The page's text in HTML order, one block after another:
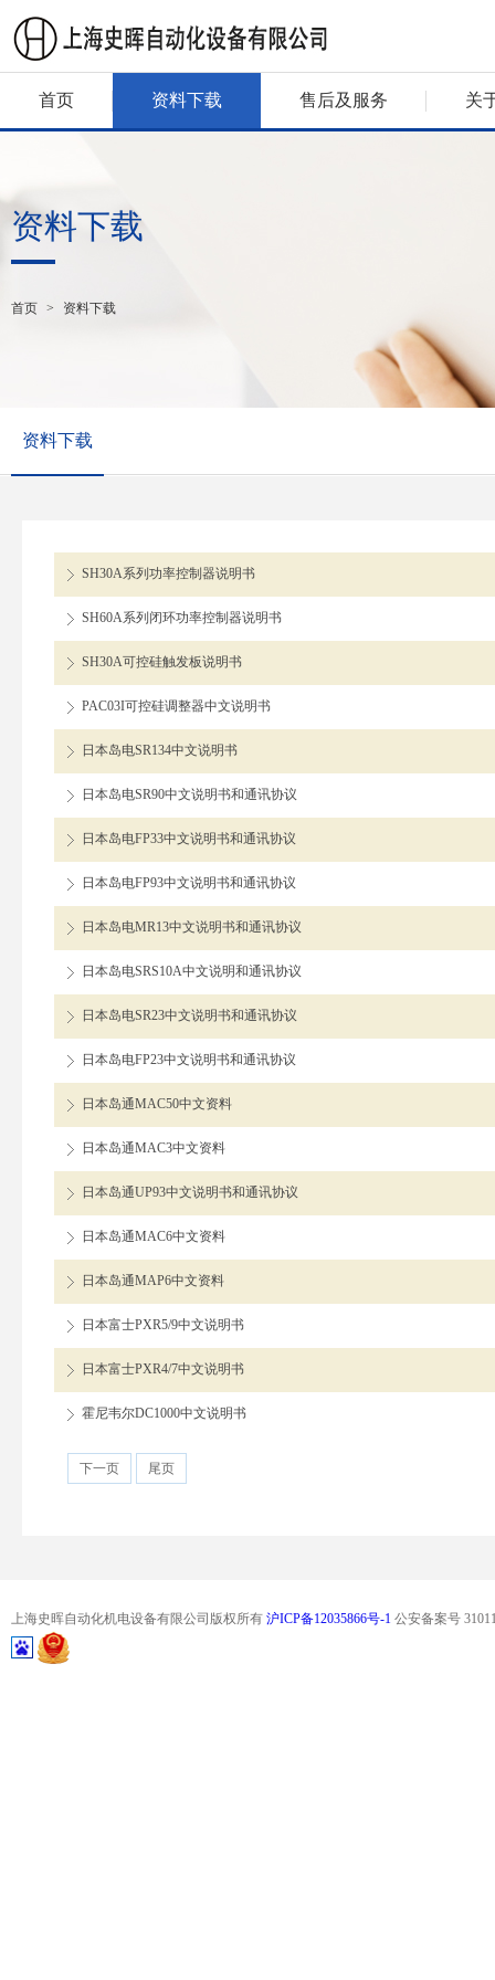
首页 资料下载 售后及服务 关
资料下载
首页 > 资料下载
资料下载
SH30A系列功率控制器说明书
SH60A系列闭环功率控制器说明书
SH30A可控硅触发板说明书
PAC03I可控硅调整器中文说明书
日本岛电SR134中文说明书
日本岛电SR90中文说明书和通讯协议
日本岛电FP33中文说明书和通讯协议
日本岛电FP93中文说明书和通讯协议
日本岛电MR13中文说明书和通讯协议
日本岛电SRS10A中文说明和通讯协议
日本岛电SR23中文说明书和通讯协议
日本岛电FP23中文说明书和通讯协议
日本岛通MAC50中文资料
日本岛通MAC3中文资料
日本岛通UP93中文说明书和通讯协议
日本岛通MAC6中文资料
日本岛通MAP6中文资料
日本富士PXR5/9中文说明书
日本富士PXR4/7中文说明书
霍尼韦尔DC1000中文说明书
下一页 尾页
上海史晖自动化机电设备有限公司版权所有 沪ICP备12035866号-1 公安备案号